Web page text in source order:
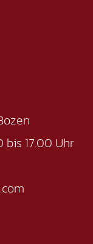
bis 17.00 Uhr